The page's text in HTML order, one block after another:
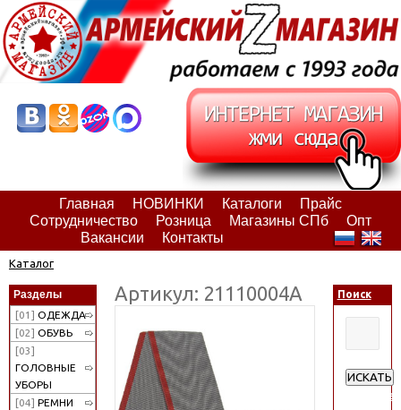
Главная НОВИНКИ Каталоги
Прайс
Сотрудничество
Розница Магазины СПб
Опт
Вакансии
Контакты
Каталог
Разделы
[01] ОДЕЖДА
[02] ОБУВЬ
[03]
ГОЛОВНЫЕ
УБОРЫ
[04] РЕМНИ
Артикул: 21110004А Поиск
ИСКАТЬ